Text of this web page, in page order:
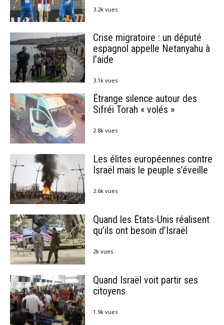
3.2k vues
Crise migratoire : un député
espagnol appelle Netanyahu à
l’aide
3.1k vues
Étrange silence autour des
Sifréi Torah « volés »
2.8k vues
Les élites européennes contre
Israël mais le peuple s’éveille
2.6k vues
Quand les États-Unis réalisent
qu’ils ont besoin d’Israël
2k vues
Quand Israël voit partir ses
citoyens
1.9k vues